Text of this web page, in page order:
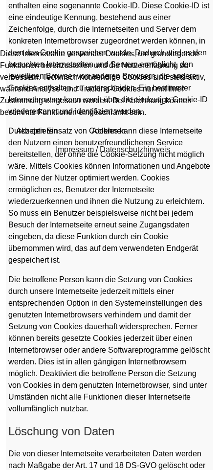
enthalten eine sogenannte Cookie-ID. Diese Cookie-ID ist
eine eindeutige Kennung, bestehend aus einer
Zeichenfolge, durch die Internetseiten und Server dem
konkreten Internetbrowser zugeordnet werden können, in
dem das Cookie gespeichert wurde. Dadurch wird es den
besuchten Internetseiten und Servern ermöglicht, den
jeweiligen Browser von anderen Browsern, die andere
Cookies enthalten, zu unterscheiden. Ein bestimmter
Internetbrowser kann somit über die eindeutige Cookie-ID
wiedererkannt und identifiziert werden.
Durch den Einsatz von Cookies kann diese Internetseite
den Nutzern einen benutzerfreundlicheren Service
bereitstellen, der ohne die Cookie-Setzung nicht möglich
wäre. Mittels Cookies können Informationen und Angebote
im Sinne der Nutzer optimiert werden. Cookies
ermöglichen es, Benutzer der Internetseite
wiederzuerkennen und ihnen die Nutzung zu erleichtern.
So muss ein Benutzer beispielsweise nicht bei jedem
Besuch der Internetseite erneut seine Zugangsdaten
eingeben, da diese Funktion durch ein Cookie
übernommen wird, das auf dem verwendeten Endgerät
gespeichert ist.
Die betroffene Person kann die Setzung von Cookies
durch unsere Internetseite jederzeit mittels einer
entsprechenden Option in den Systemeinstellungen des
genutzten Internetbrowsers verhindern und damit der
Setzung von Cookies dauerhaft widersprechen. Ferner
können bereits gesetzte Cookies jederzeit über einen
Internetbrowser oder andere Softwareprogramme gelöscht
werden. Dies ist in allen gängigen Internetbrowsern
möglich. Deaktiviert die betroffene Person die Setzung
von Cookies in dem genutzten Internetbrowser, sind unter
Umständen nicht alle Funktionen dieser Internetseite
vollumfänglich nutzbar.
Löschung von Daten
Die von dieser Internetseite verarbeiteten Daten werden
nach Maßgabe der Art. 17 und 18 DS-GVO gelöscht oder
Diese Internetseite verwendet Cookies, um grundlegende
Funktionen bereitzustellen und die Nutzererfahrung zu
verbessern. Technisch notwendige Cookies sind stets aktiv,
während Analyse- und Tracking-Cookies nur mit Ihrer
Zustimmung eingesetzt werden. Bei Ablehnung können
bestimmte Funktionen eingeschränkt sein.
Akzeptieren Ablehnen
Impressum/ Datenschutzhinweis